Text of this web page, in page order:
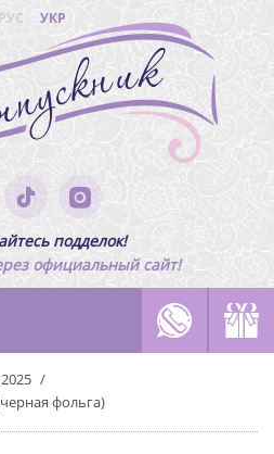
РУС УКР
подделок!
официальный сайт!
фольга)